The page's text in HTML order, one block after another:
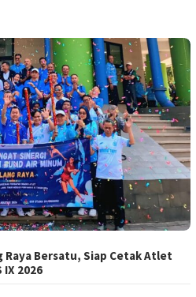
Raya Bersatu, Siap Cetak Atlet
IX 2026